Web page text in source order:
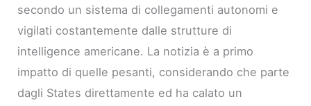
secondo un sistema di collegamenti autonomi e
vigilati costantemente dalle strutture di
intelligence americane. La notizia è a primo
impatto di quelle pesanti, considerando che parte
dagli States direttamente ed ha calato un